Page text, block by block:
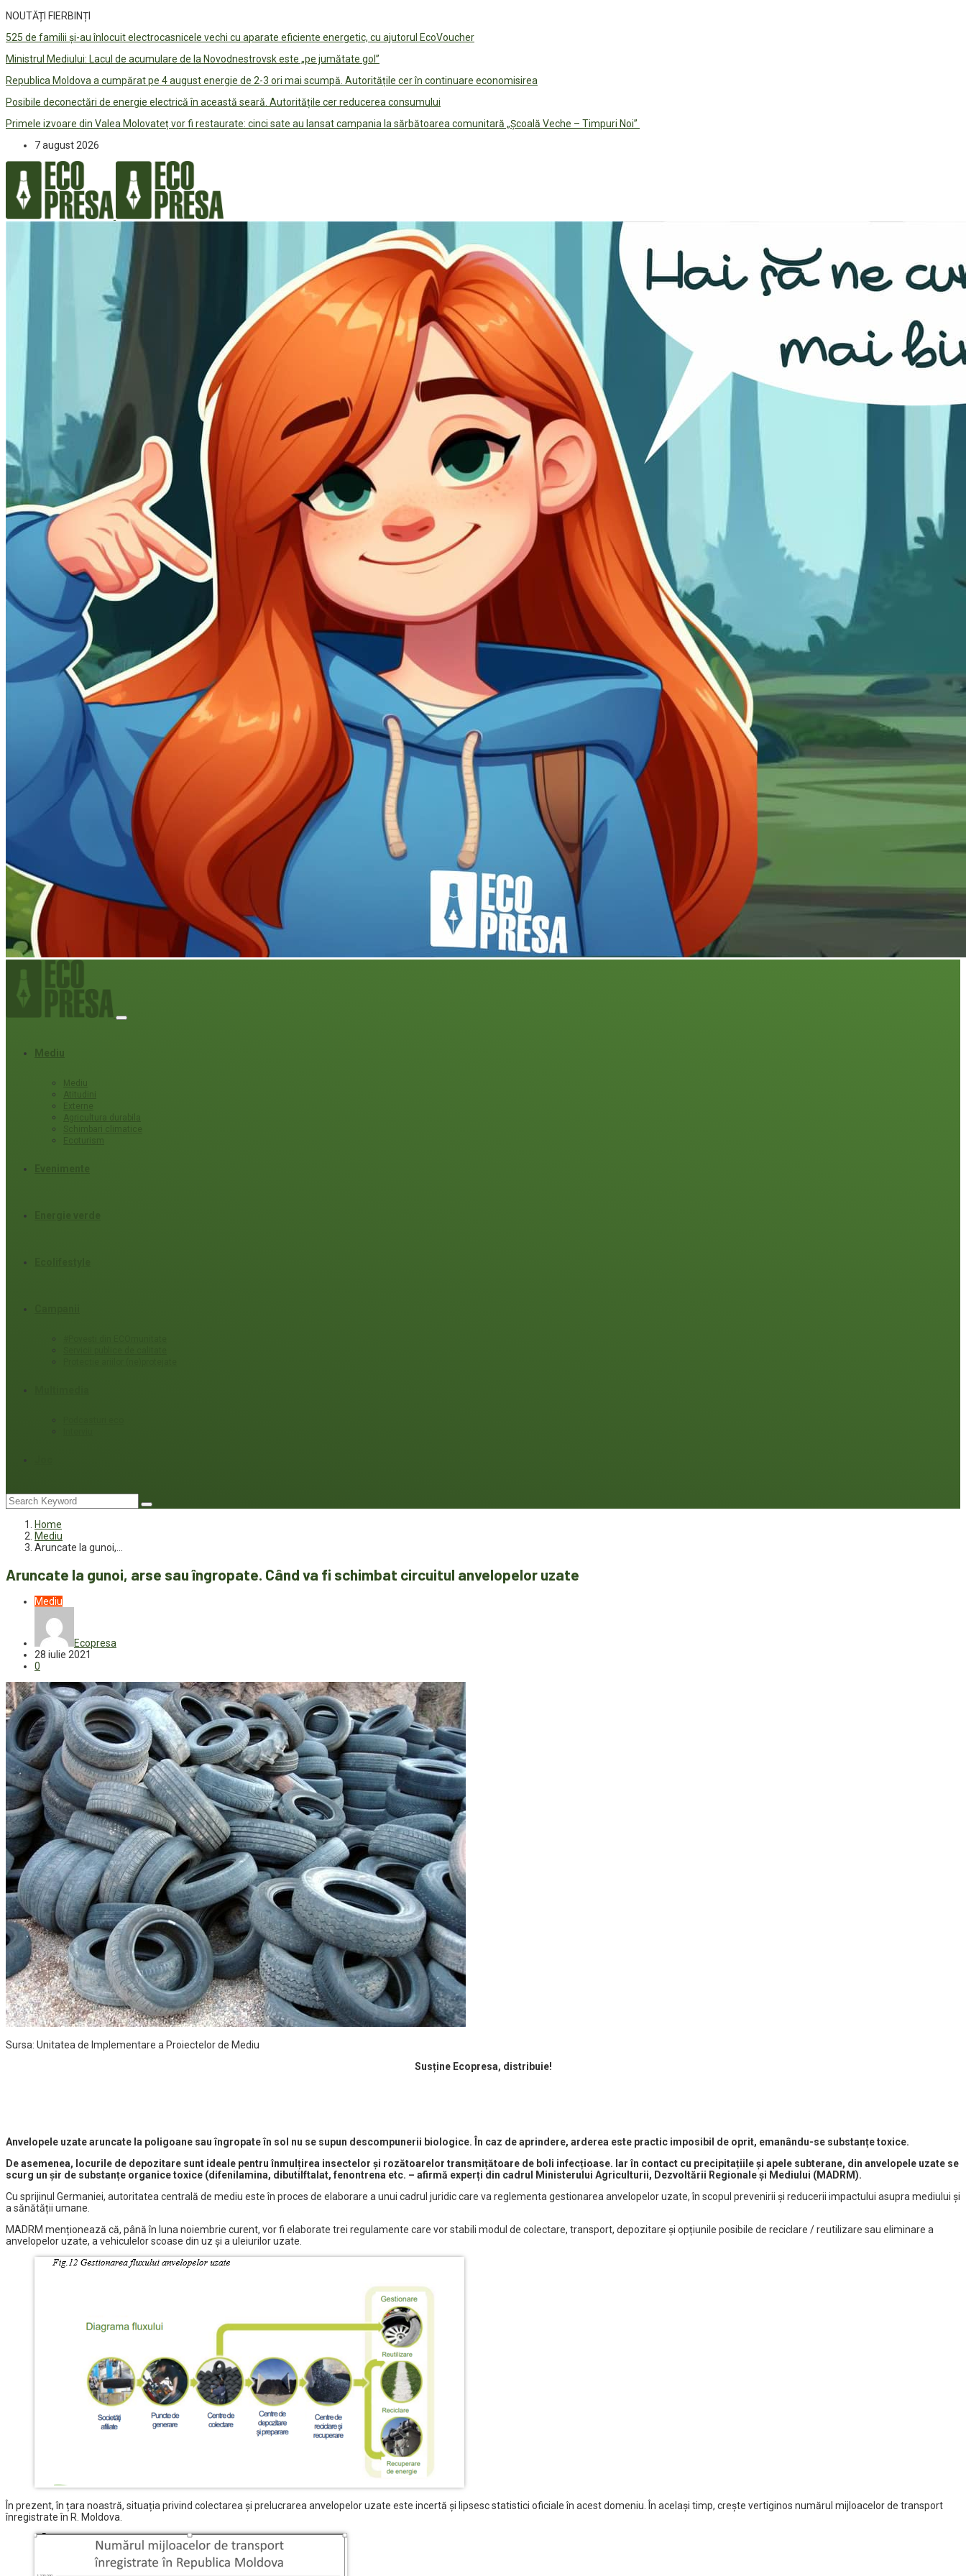
NOUTĂȚI FIERBINȚI
525 de familii și-au înlocuit electrocasnicele vechi cu aparate eficiente energetic, cu ajutorul EcoVoucher
Ministrul Mediului: Lacul de acumulare de la Novodnestrovsk este „pe jumătate gol”
Republica Moldova a cumpărat pe 4 august energie de 2-3 ori mai scumpă. Autoritățile cer în continuare economisirea
Posibile deconectări de energie electrică în această seară. Autoritățile cer reducerea consumului
Primele izvoare din Valea Molovateț vor fi restaurate: cinci sate au lansat campania la sărbătoarea comunitară „Școală Veche – Timpuri Noi”
7 august 2026
Mediu
Mediu
Atitudini
Externe
Agricultura durabila
Schimbari climatice
Ecoturism
Home
Mediu
Aruncate la gunoi,…
Aruncate la gunoi, arse sau îngropate. Când va fi schimbat circuitul anvelopelor uzate
Mediu
Ecopresa
28 iulie 2021
0
Sursa: Unitatea de Implementare a Proiectelor de Mediu
Susține Ecopresa, distribuie!
Anvelopele uzate aruncate la poligoane sau îngropate în sol nu se supun descompunerii biologice. În caz de aprindere, arderea este practic imposibil de oprit, emanându-se substanțe toxice.
De asemenea, locurile de depozitare sunt ideale pentru înmulțirea insectelor și rozătoarelor transmițătoare de boli infecțioase. Iar în contact cu precipitațiile și apele subterane, din anvelopele uzate se
scurg un șir de substanțe organice toxice (difenilamina, dibutilftalat, fenontrena etc. – afirmă experți din cadrul Ministerului Agriculturii, Dezvoltării Regionale și Mediului (MADRM).
Cu sprijinul Germaniei, autoritatea centrală de mediu este în proces de elaborare a unui cadrul juridic care va reglementa gestionarea anvelopelor uzate, în scopul prevenirii și reducerii impactului asupra mediului și
a sănătății umane.
MADRM menționează că, până în luna noiembrie curent, vor fi elaborate trei regulamente care vor stabili modul de colectare, transport, depozitare și opțiunile posibile de reciclare / reutilizare sau eliminare a
anvelopelor uzate, a vehiculelor scoase din uz și a uleiurilor uzate.
În prezent, în țara noastră, situația privind colectarea și prelucrarea anvelopelor uzate este incertă și lipsesc statistici oficiale în acest domeniu. În același timp, crește vertiginos numărul mijloacelor de transport
înregistrate în R. Moldova.